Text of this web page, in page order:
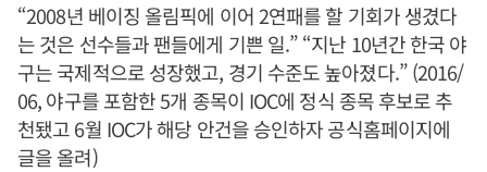
“2008년 베이징 올림픽에 이어 2연패를 할 기회가 생겼다
는 것은 선수들과 팬들에게 기쁜 일.” “지난 10년간 한국 야
구는 국제적으로 성장했고, 경기 수준도 높아졌다.” (2016/
06, 야구를 포함한 5개 종목이 IOC에 정식 종목 후보로 추
천됐고 6월 IOC가 해당 안건을 승인하자 공식홈페이지에
글을 올려)